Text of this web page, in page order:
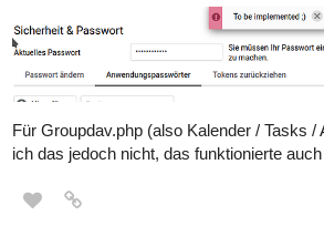
Für Groupdav.php (also Kalender / Tasks
ich das jedoch nicht, das funktionierte